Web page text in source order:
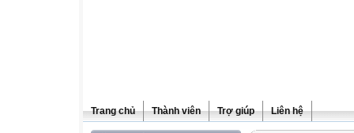
Trang chủ Thành viên Trợ giúp Liên hệ